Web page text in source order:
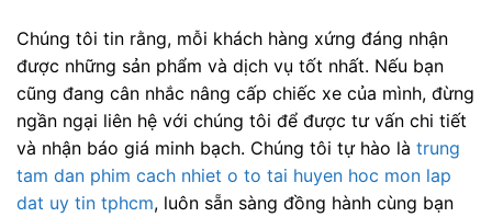
Chúng tôi tin rằng, mỗi khách hàng xứng đáng nhận
được những sản phẩm và dịch vụ tốt nhất. Nếu bạn
cũng đang cân nhắc nâng cấp chiếc xe của mình, đừng
ngần ngại liên hệ với chúng tôi để được tư vấn chi tiết
và nhận báo giá minh bạch. Chúng tôi tự hào là trung
tam dan phim cach nhiet o to tai huyen hoc mon lap
dat uy tin tphcm, luôn sẵn sàng đồng hành cùng bạn